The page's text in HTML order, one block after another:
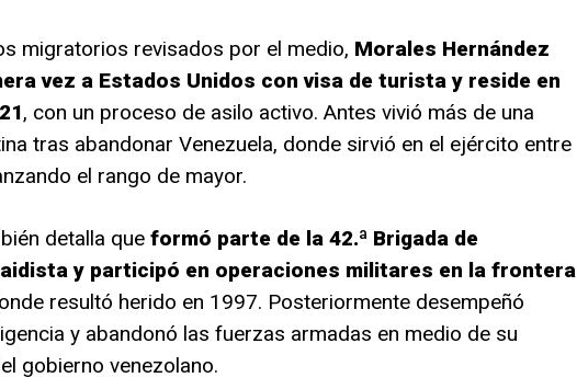
migratorios revisados por el medio, Morales Hernández
vez a Estados Unidos con visa de turista y reside en
, con un proceso de asilo activo. Antes vivió más de una
tras abandonar Venezuela, donde sirvió en el ejército entre
el rango de mayor.
detalla que formó parte de la 42.ª Brigada de
y participó en operaciones militares en la frontera
resultó herido en 1997. Posteriormente desempeñó
y abandonó las fuerzas armadas en medio de su
gobierno venezolano.